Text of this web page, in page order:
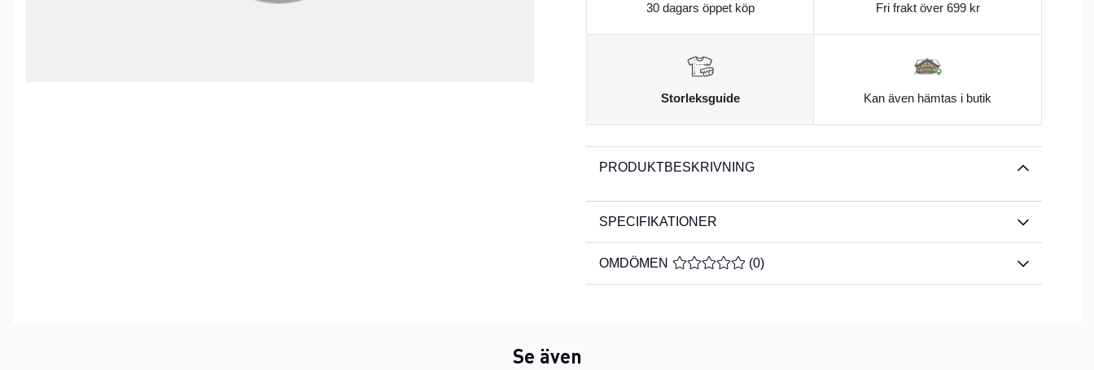
30 dagars öppet köp Fri frakt över 699 kr
Storleksguide Kan även hämtas i butik
PRODUKTBESKRIVNING
SPECIFIKATIONER
OMDÖMEN MEDELBETYG 0 AV 5 ANTAL BETYG 0
(0)
Se även